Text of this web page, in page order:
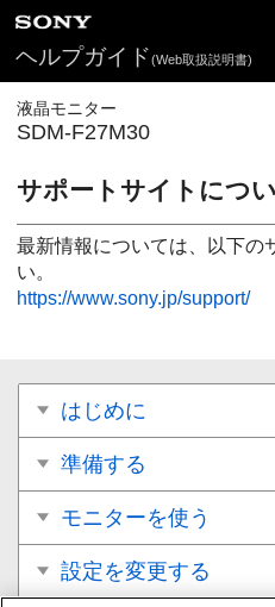
ヘルプガイド(Web取扱説明書)
液晶モニター
SDM-F27M30
サポートサイトにつ
最新情報については、以下の
い。
https://www.sony.jp/support/
はじめに
準備する
モニターを使う
設定を変更する